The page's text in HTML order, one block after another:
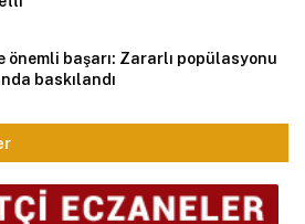
önemli başarı: Zararlı popülasyonu
baskılandı